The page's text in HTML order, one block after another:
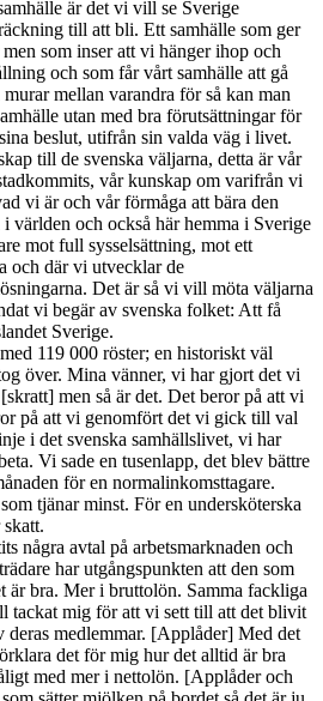
är det vi vill se Sverige
till att bli. Ett samhälle som ger
som inser att vi hänger ihop och
och som får vårt samhälle att gå
mellan varandra för så kan man
utan med bra förutsättningar för
beslut, utifrån sin valda väg i livet.
till de svenska väljarna, detta är vår
vår kunskap om varifrån vi
vi är och vår förmåga att bära den
världen och också här hemma i Sverige
mot full sysselsättning, mot ett
och där vi utvecklar de
Det är så vi vill möta väljarna
vi begär av svenska folket: Att få
Sverige.
119 000 röster; en historiskt väl
över. Mina vänner, vi har gjort det vi
men så är det. Det beror på att vi
på att vi genomfört det vi gick till val
i det svenska samhällslivet, vi har
Vi sade en tusenlapp, det blev bättre
för en normalinkomsttagare.
tjänar minst. För en undersköterska
några avtal på arbetsmarknaden och
har utgångspunkten att den som
är bra. Mer i bruttolön. Samma fackliga
tackat mig för att vi sett till att det blivit
deras medlemmar. [Applåder] Med det
det för mig hur det alltid är bra
med mer i nettolön. [Applåder och